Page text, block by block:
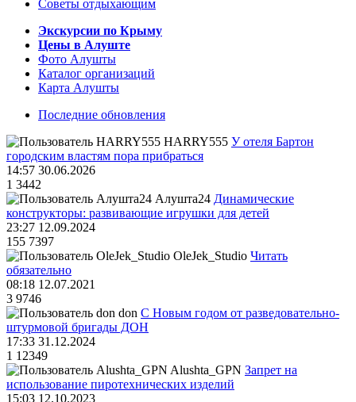
Советы отдыхающим
Экскурсии по Крыму
Цены в Алуште
Фото Алушты
Каталог организаций
Карта Алушты
Последние обновления
HARRY555 У отеля Бартон
городским властям пора прибраться
14:57 30.06.2026
1 3442
Алушта24 Динамические
конструкторы: развивающие игрушки для детей
23:27 12.09.2024
155 7397
OleJek_Studio Читать
обязательно
08:18 12.07.2021
3 9746
don С Новым годом от разведовательно-
штурмовой бригады ДОН
17:33 31.12.2024
1 12349
Alushta_GPN Запрет на
использование пиротехнических изделий
15:03 12.10.2023